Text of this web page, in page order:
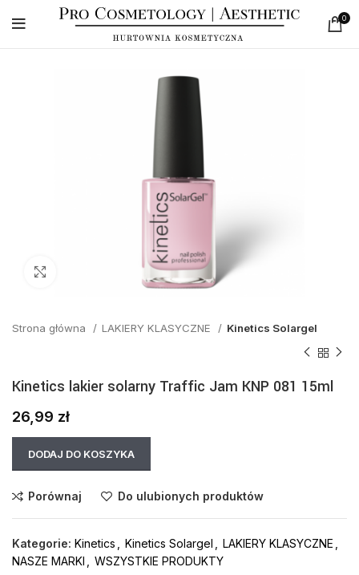
0
Strona główna LAKIERY KLASYCZNE Kinetics Solargel
Kinetics lakier solarny Traffic Jam KNP 081 15ml
26,99 zł
DODAJ DO KOSZYKA
Porównaj Do ulubionych produktów
Kategorie: Kinetics Kinetics Solargel LAKIERY KLASYCZNE
NASZE MARKI
WSZYSTKIE PRODUKTY